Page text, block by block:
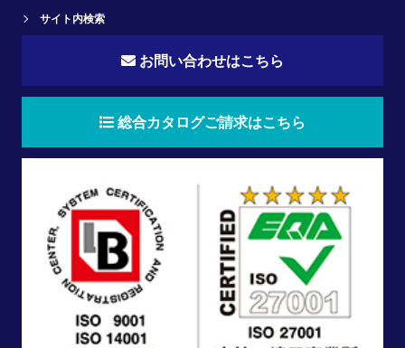
サイト内検索
お問い合わせはこちら
総合カタログご請求はこちら